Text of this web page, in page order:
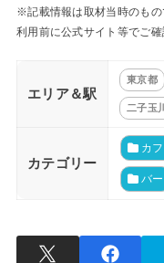
※記載情報は取材当時のも
利用前に公式サイト等でご確
エリア＆駅
東京都
二子玉
カテゴリー
カ
バー